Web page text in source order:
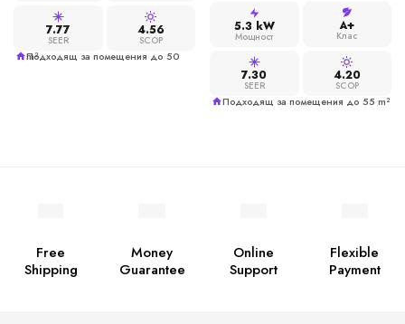
7.77
SEER
4.56
SCOP
Подходящ за помещения до 50 m²
5.3 kW
Мощност
A+
Клас
7.30
SEER
4.20
SCOP
Подходящ за помещения до 55 m²
Free
Shipping
Money
Guarantee
Online
Support
Flexible
Payment